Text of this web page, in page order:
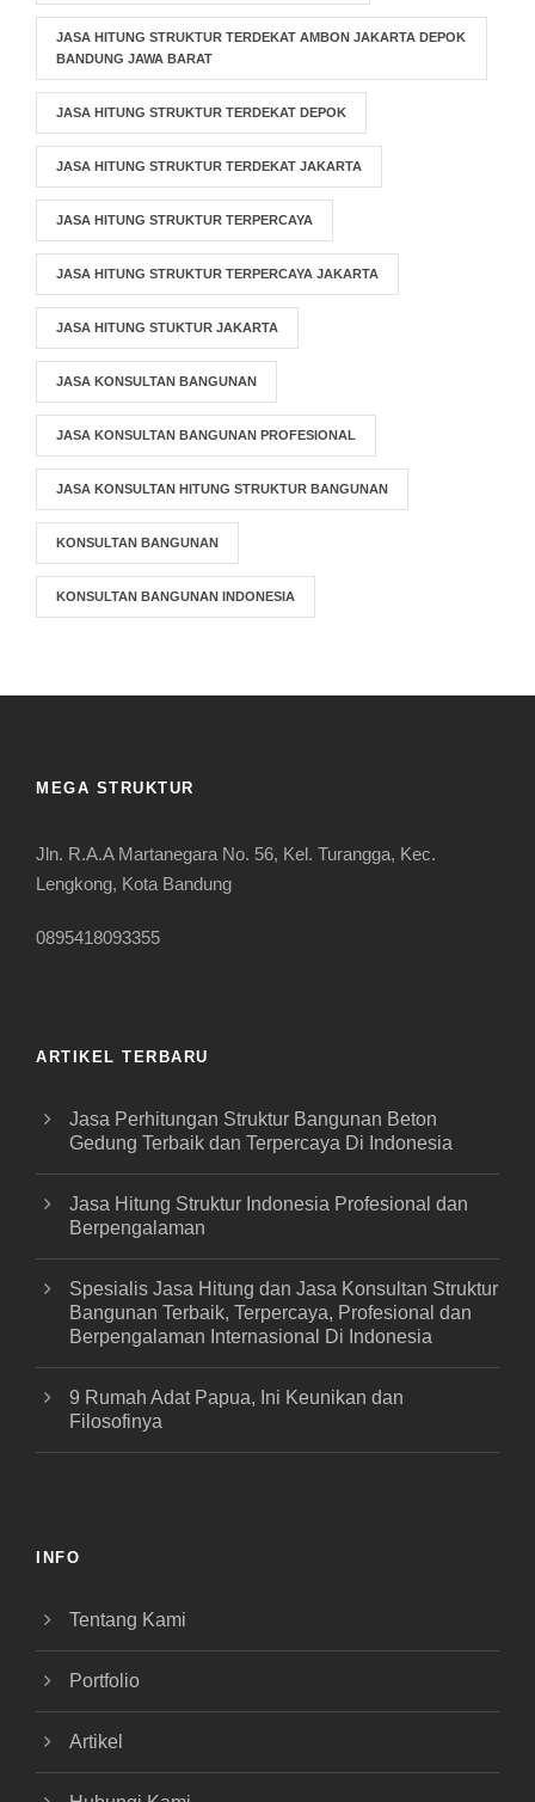
JASA HITUNG STRUKTUR TERDEKAT AMBON JAKARTA DEPOK
BANDUNG JAWA BARAT
JASA HITUNG STRUKTUR TERDEKAT DEPOK
JASA HITUNG STRUKTUR TERDEKAT JAKARTA
JASA HITUNG STRUKTUR TERPERCAYA
JASA HITUNG STRUKTUR TERPERCAYA JAKARTA
JASA HITUNG STUKTUR JAKARTA
JASA KONSULTAN BANGUNAN
JASA KONSULTAN BANGUNAN PROFESIONAL
JASA KONSULTAN HITUNG STRUKTUR BANGUNAN
KONSULTAN BANGUNAN
KONSULTAN BANGUNAN INDONESIA
MEGA STRUKTUR
Jln. R.A.A Martanegara No. 56, Kel. Turangga, Kec.
Lengkong, Kota Bandung
0895418093355
ARTIKEL TERBARU
Jasa Perhitungan Struktur Bangunan Beton
Gedung Terbaik dan Terpercaya Di Indonesia
Jasa Hitung Struktur Indonesia Profesional dan
Berpengalaman
Spesialis Jasa Hitung dan Jasa Konsultan Struktur
Bangunan Terbaik, Terpercaya, Profesional dan
Berpengalaman Internasional Di Indonesia
9 Rumah Adat Papua, Ini Keunikan dan
Filosofinya
INFO
Tentang Kami
Portfolio
Artikel